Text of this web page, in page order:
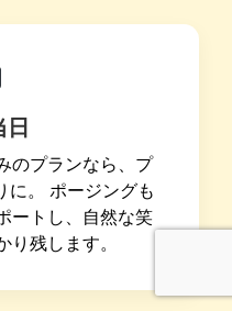
のプランなら、プ
に。 ポージングも
ートし、自然な笑
り残します。